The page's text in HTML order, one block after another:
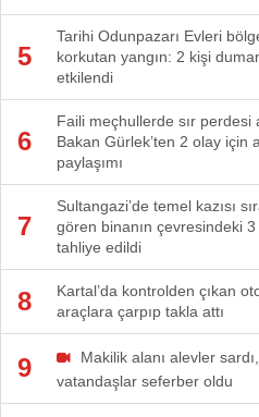
5
Tarihi Odunpazarı Evleri
korkutan yangın: 2 kişi
etkilendi
6
Faili meçhullerde sır perdesi
Bakan Gürlek’ten 2 olay için
paylaşımı
7
Sultangazi’de temel kazısı
gören binanın çevresindeki
tahliye edildi
8
Kartal’da kontrolden çıkan
araçlara çarpıp takla attı
9
Makilik alanı alevler
vatandaşlar seferber oldu